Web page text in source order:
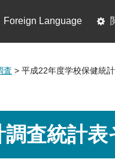
Foreign Language
査 > 平成22年度学校保健統
査統計表